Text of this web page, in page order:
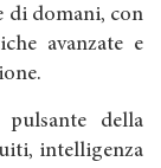
di domani, con
avanzate e
della
intelligenza